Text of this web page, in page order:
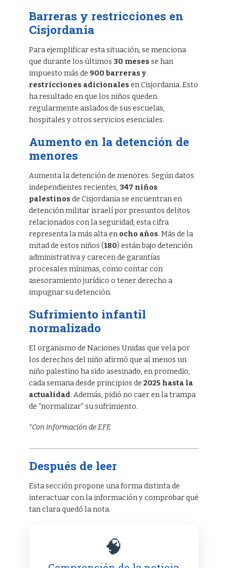
Barreras y restricciones en
Cisjordania
Para ejemplificar esta situación, se menciona
que durante los últimos 30 meses se han
impuesto más de 900 barreras y
restricciones adicionales en Cisjordania. Esto
ha resultado en que los niños queden
regularmente aislados de sus escuelas,
hospitales y otros servicios esenciales.
Aumento en la detención de
menores
Aumenta la detención de menores. Según datos
independientes recientes, 347 niños
palestinos de Cisjordania se encuentran en
detención militar israelí por presuntos delitos
relacionados con la seguridad; esta cifra
representa la más alta en ocho años. Más de la
mitad de estos niños (180) están bajo detención
administrativa y carecen de garantías
procesales mínimas, como contar con
asesoramiento jurídico o tener derecho a
impugnar su detención.
Sufrimiento infantil
normalizado
El organismo de Naciones Unidas que vela por
los derechos del niño afirmó que al menos un
niño palestino ha sido asesinado, en promedio,
cada semana desde principios de 2025 hasta la
actualidad. Además, pidió no caer en la trampa
de “normalizar” su sufrimiento.
*Con información de EFE
Después de leer
Esta sección propone una forma distinta de
interactuar con la información y comprobar qué
tan clara quedó la nota.
🧠